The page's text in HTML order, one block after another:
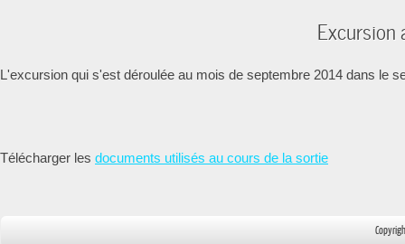
Excursion
L'excursion qui s'est déroulée au mois de septembre 2014 dans le
Télécharger les documents utilisés au cours de la sortie